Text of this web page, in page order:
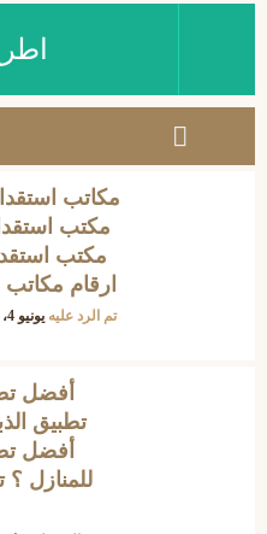
مكاتب
مكتب
ارقام
تم الرد عليه يونيو 4، 2022
أفضل
تطبيق
أفضل
للمنازل